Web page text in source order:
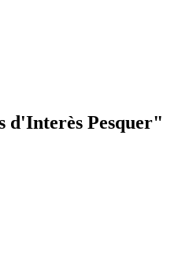
d'Interès Pesquer"